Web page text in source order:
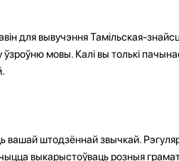
для вывучэння Тамільская-
мовы. Калі вы толькі
вашай штодзённай звычкай.
выкарыстоўваць розныя